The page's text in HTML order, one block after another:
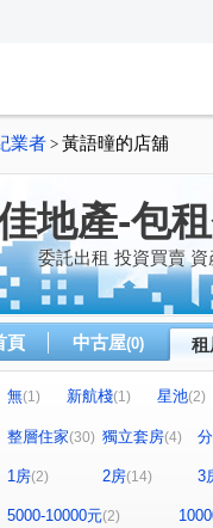
業者 > 黃語曈的店舖
地產-包
委託出租 投資買賣
頁 中古屋(0) 租
無(1) 新航棧(1) 星池(2)
無 (1) 音悅琉璃 (1) 和境
青川馥 遠雄夏沐
達曜輕鬆GO(1) 竹城鶴岡
整層住家(30) 獨立套房(4)
1房(2) 2房(14) 3
5000-10000元(2)